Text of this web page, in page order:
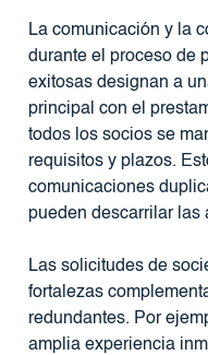
La comunicación y la
durante el proceso de
exitosas designan a
principal con el
todos los socios se
requisitos y plazos.
comunicaciones
pueden descarrilar las
Las solicitudes de
fortalezas
redundantes. Por
amplia experiencia